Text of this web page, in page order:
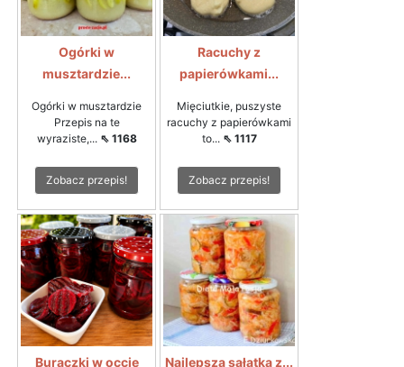
Ogórki w
musztardzie...
Ogórki w musztardzie
Przepis na te
wyraziste,... ⇖ 1168
Zobacz przepis!
Racuchy z
papierówkami...
Mięciutkie, puszyste
racuchy z papierówkami
to... ⇖ 1117
Zobacz przepis!
Buraczki w occie
Najlepsza sałatka z...